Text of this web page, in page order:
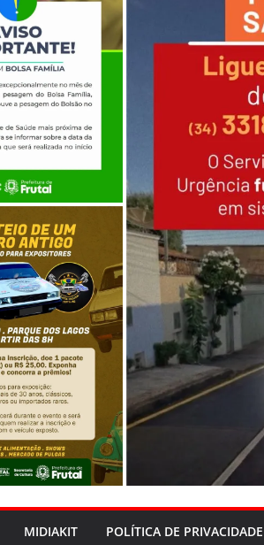
MIDIAKIT POLÍTICA DE PRIVACIDADE